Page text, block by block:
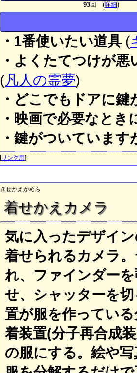
93回 (詳細 )
・1番使いたい道具 (
・よくたてつけが
(凡人の霊夢)
・どこでもドアに
・映画で必要なと
・鍵がついていま
[リンク用]
きせかえかめら
着せかえカメラ
気に入ったデザイ
着せられるカメラ
れ、ファインダー
せ、シャッターを
置が服を作ってい
着装置(分子再合成
の服にする。絵や